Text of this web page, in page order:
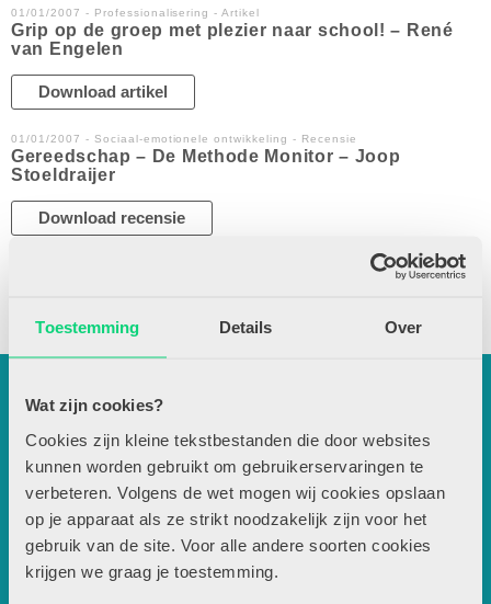
Toestemming Details Over
Wat zijn cookies?
Cookies zijn kleine tekstbestanden die door websites
kunnen worden gebruikt om gebruikerservaringen te
verbeteren. Volgens de wet mogen wij cookies opslaan
op je apparaat als ze strikt noodzakelijk zijn voor het
gebruik van de site. Voor alle andere soorten cookies
krijgen we graag je toestemming.
01/01/2007 - Professionalisering - Artikel
Grip op de groep met plezier naar school! – René
van Engelen
Download artikel
01/01/2007 - Sociaal-emotionele ontwikkeling - Recensie
Gereedschap – De Methode Monitor – Joop
Stoeldraijer
Download recensie
Kinderen hebben de natuur nodig – Kees Both
Download artikel
Contactgegevens
Uitgeverij Zwijsen
T.a.v. redactie JSW